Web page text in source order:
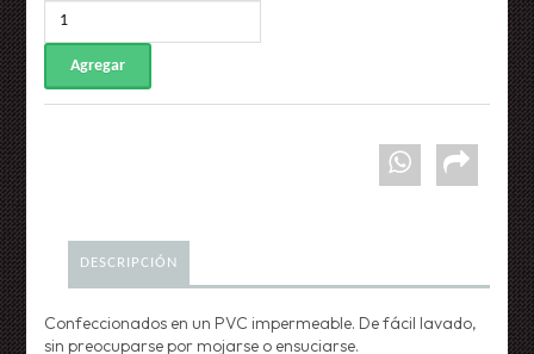
DESCRIPCIÓN
Confeccionados en un PVC impermeable. De fácil lavado,
sin preocuparse por mojarse o ensuciarse.